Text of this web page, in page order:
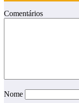
Comentários
Nome